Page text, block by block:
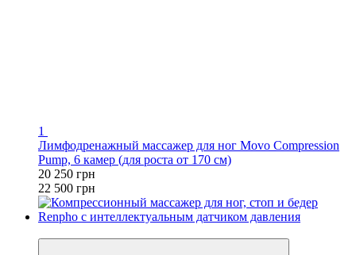
1
Лимфодренажный массажер для ног Movo Compression
Pump, 6 камер (для роста от 170 см)
20 250 грн
22 500 грн